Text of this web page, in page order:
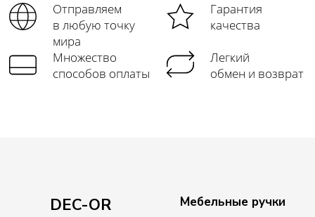
Отправляем
в любую точку
мира
Гарантия
качества
Множество
способов оплаты
Легкий
обмен и возврат
DEC-OR
Мебельные ручки